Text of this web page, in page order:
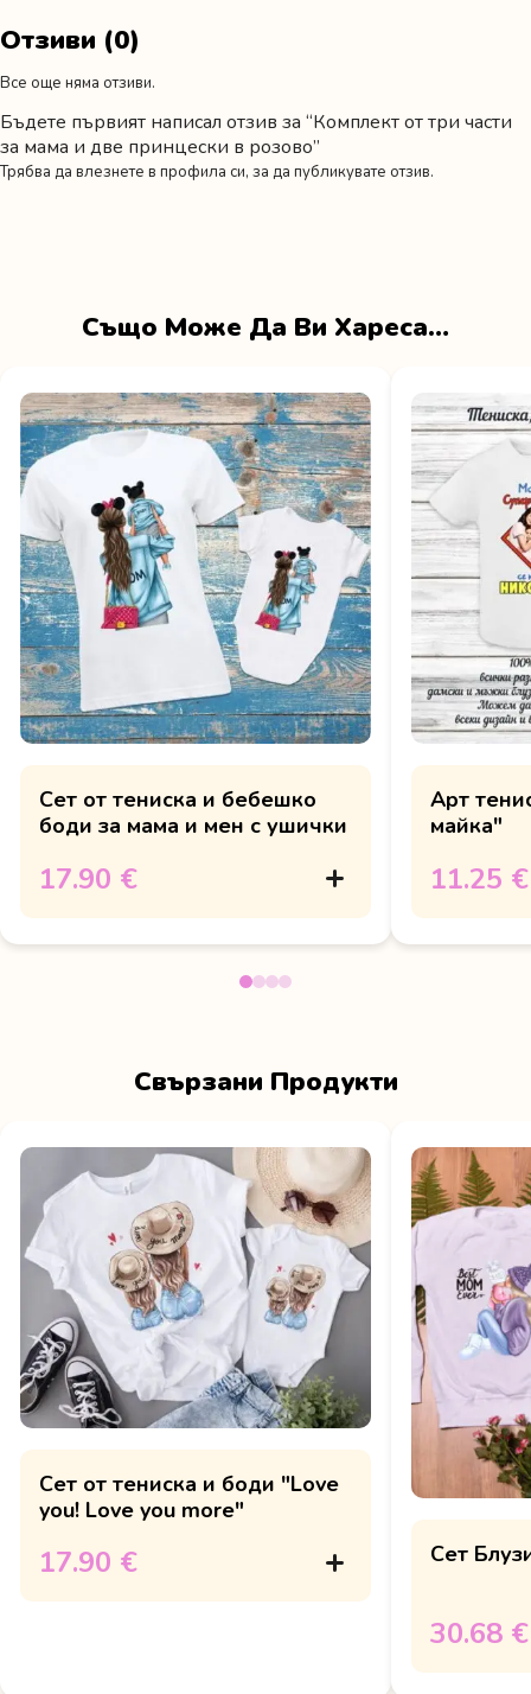
Отзиви (0)
Все още няма отзиви.
Бъдете първият написал отзив за “Комплект от три части
за мама и две принцески в розово”
Трябва да влезнете в профила си, за да публикувате отзив.
Също Може Да Ви Хареса…
Сет от тениска и бебешко
боди за мама и мен с ушички
17.90 €
Арт
майка"
11.25 €
Свързани Продукти
Сет от тениска и боди "Love
you! Love you more"
17.90 € Сет
30.68 €